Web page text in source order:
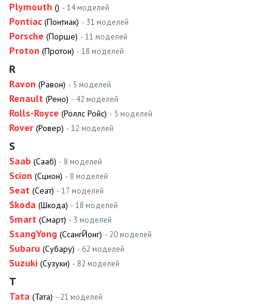
Plymouth () - 14 моделей
Pontiac (Понтиак) - 31 моделей
Porsche (Порше) - 11 моделей
Proton (Протон) - 18 моделей
R
Ravon (Равон) - 5 моделей
Renault (Рено) - 42 моделей
Rolls-Royce (Роллс Ройс) - 5 моделей
Rover (Ровер) - 12 моделей
S
Saab (Сааб) - 8 моделей
Scion (Сцион) - 8 моделей
Seat (Сеат) - 17 моделей
Skoda (Шкода) - 18 моделей
Smart (Смарт) - 3 моделей
SsangYong (СсангЙонг) - 20 моделей
Subaru (Субару) - 62 моделей
Suzuki (Сузуки) - 82 моделей
T
Tata (Тата) - 21 моделей